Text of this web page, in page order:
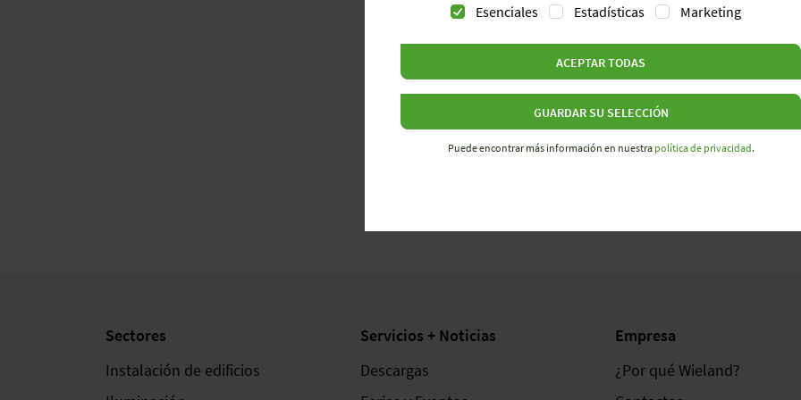
Sectores
Instalación de edificios
Servicios + Noticias
Descargas
Empresa
¿Por qué Wieland?
Esenciales Estadísticas Marketing
ACEPTAR TODAS
GUARDAR SU SELECCIÓN
Puede encontrar más información en nuestra política de privacidad.